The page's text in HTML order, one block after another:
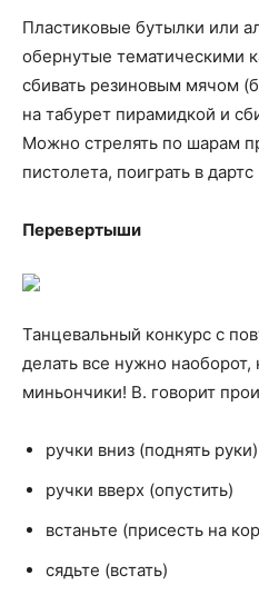
Пластиковые бутылки или
обернутые тематическими
сбивать резиновым мячом
на табурет пирамидкой и
Можно стрелять по шарам
пистолета, поиграть в дартс
Перевертыши
Танцевальный конкурс с
делать все нужно
миньончики! В. говорит
ручки вниз (поднять руки)
ручки вверх (опустить)
встаньте (присесть на
сядьте (встать)